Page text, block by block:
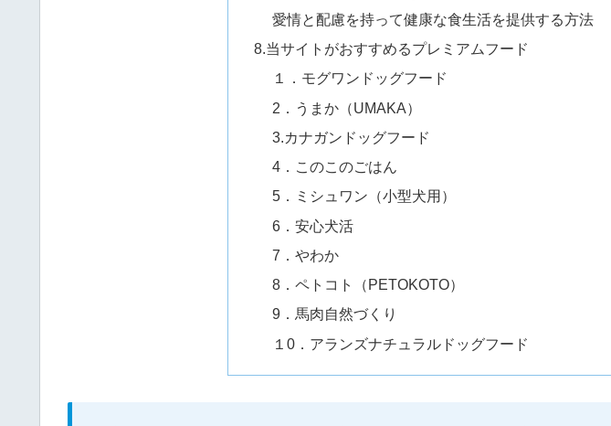
愛情と配慮を持って健康な食生活を提供する方法
8.当サイトがおすすめるプレミアムフード
１．モグワンドッグフード
2．うまか（UMAKA）
3.カナガンドッグフード
4．このこのごはん
5．ミシュワン（小型犬用）
6．安心犬活
7．やわか
8．ペトコト（PETOKOTO）
9．馬肉自然づくり
１0．アランズナチュラルドッグフード